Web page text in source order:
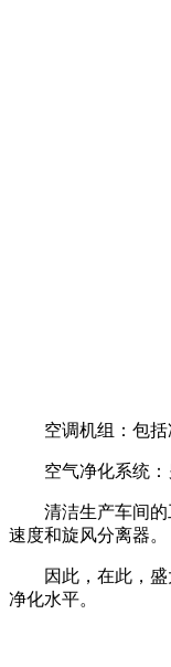
空调机组：包括冷
空气净化系统：另
清洁生产车间的工
速度和旋风分离器。
因此，在此，盛大
净化水平。